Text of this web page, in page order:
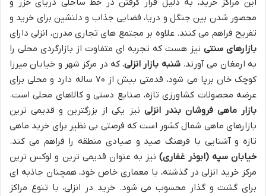
محصور شدن بین جنگل و دریا، فضایی جذاب و دلنشین برای خرید و
تفریح فراهم می کنند. علاوه بر مجتمع های تجاری مدرن، انزلی دارای
بازارهای سنتی نیز هست که تجربه ای متفاوت از بازارگردی محلی را
به ارمغان می آورند.شنبه بازار انزلی، که در مرکز شهر و خیابان میرزا
کوچک خان برپا می شود، قدمتی بیش از ۷۰ ساله دارد و محلی برای
عرضه محصولات کشاورزی تازه، صنایع دستی و کالاهای محلی است.
بازار ماهی فروشان بندر انزلی نیز یکی از بزرگترین و قدیمی ترین
بازارهای ماهی شمال کشور است که فرصتی بی نظیر برای خرید ماهی
تازه و آشنایی با فرهنگ صید و صیادی منطقه را فراهم می کند.
خیابان سپه (ابوذر غفاری)نیز به عنوان قدیمی ترین و لوکس ترین
مرکز خرید انزلی در گذشته، با معماری خاص خود، همچنان جاذبه ای
برای گشت و گذار محسوب می شود. خرید در انزلی، با تنوع مراکز